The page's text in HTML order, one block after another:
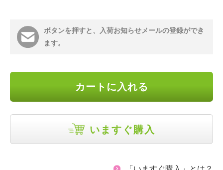
ボタンを押すと、入荷お知らせメールの登録ができ
ます。
カートに入れる
いますぐ購入